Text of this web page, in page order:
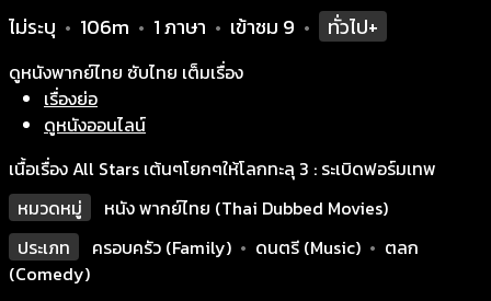
ไม่ระบุ • 106m • 1 ภาษา • เข้าชม 9 • ทั่วไป+
ดูหนังพากย์ไทย ซับไทย เต็มเรื่อง
เรื่องย่อ
ดูหนังออนไลน์
เนื้อเรื่อง All Stars เต้นๆโยกๆให้โลกทะลุ 3 : ระเบิดฟอร์มเทพ
หมวดหมู่
หนัง พากย์ไทย (Thai Dubbed Movies)
ประเภท
ครอบครัว (Family) • ดนตรี (Music) • ตลก
(Comedy)